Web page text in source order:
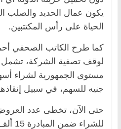
يكون عمال الحديد والصلب
الحياة على رأس المكتتبين.
كما طرح الكاتب الصحفي
لوقف تصفية الشركة،
جنيه للسهم، في سبيل
حتى الآن، تخطى عدد